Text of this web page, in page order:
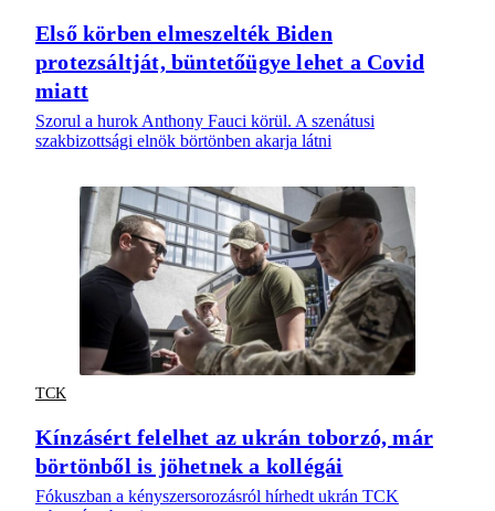
Első körben elmeszelték Biden
protezsáltját, büntetőügye lehet a Covid
miatt
Szorul a hurok Anthony Fauci körül. A szenátusi
szakbizottsági elnök börtönben akarja látni
TCK
Kínzásért felelhet az ukrán toborzó, már
börtönből is jöhetnek a kollégái
Fókuszban a kényszersorozásról hírhedt ukrán TCK